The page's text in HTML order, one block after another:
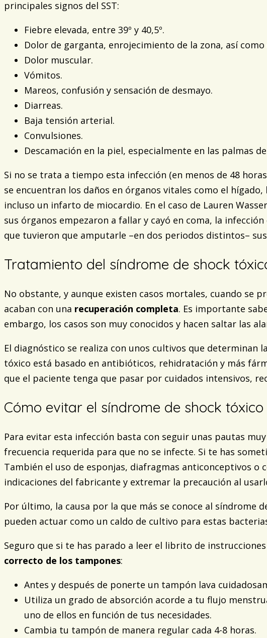
principales signos del SST:
Fiebre elevada, entre 39º y 40,5º.
Dolor de garganta, enrojecimiento de la zona, así como
Dolor muscular.
Vómitos.
Mareos, confusión y sensación de desmayo.
Diarreas.
Baja tensión arterial.
Convulsiones.
Descamación en la piel, especialmente en las palmas
Si no se trata a tiempo esta infección (en menos de 48
se encuentran los daños en órganos vitales como el
incluso un infarto de miocardio. En el caso de Lauren
sus órganos empezaron a fallar y cayó en coma, la
que tuvieron que amputarle –en dos periodos distintos–
Tratamiento del síndrome de shock
No obstante, y aunque existen casos mortales, cuando se
acaban con una recuperación completa. Es importante
embargo, los casos son muy conocidos y hacen saltar las
El diagnóstico se realiza con unos cultivos que determinan
tóxico está basado en antibióticos, rehidratación y más
que el paciente tenga que pasar por cuidados intensivos,
Cómo evitar el síndrome de shock tóxico
Para evitar esta infección basta con seguir unas pautas
frecuencia requerida para que no se infecte. Si te has
También el uso de esponjas, diafragmas anticonceptivos
indicaciones del fabricante y extremar la precaución al
Por último, la causa por la que más se conoce al síndrome
pueden actuar como un caldo de cultivo para estas
Seguro que si te has parado a leer el librito de
correcto de los tampones:
Antes y después de ponerte un tampón lava
Utiliza un grado de absorción acorde a tu flujo
uno de ellos en función de tus necesidades.
Cambia tu tampón de manera regular cada 4-8 horas.